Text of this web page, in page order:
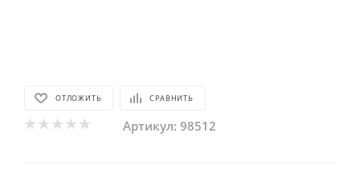
ОТЛОЖИТЬ СРАВНИТЬ
Артикул: 98512